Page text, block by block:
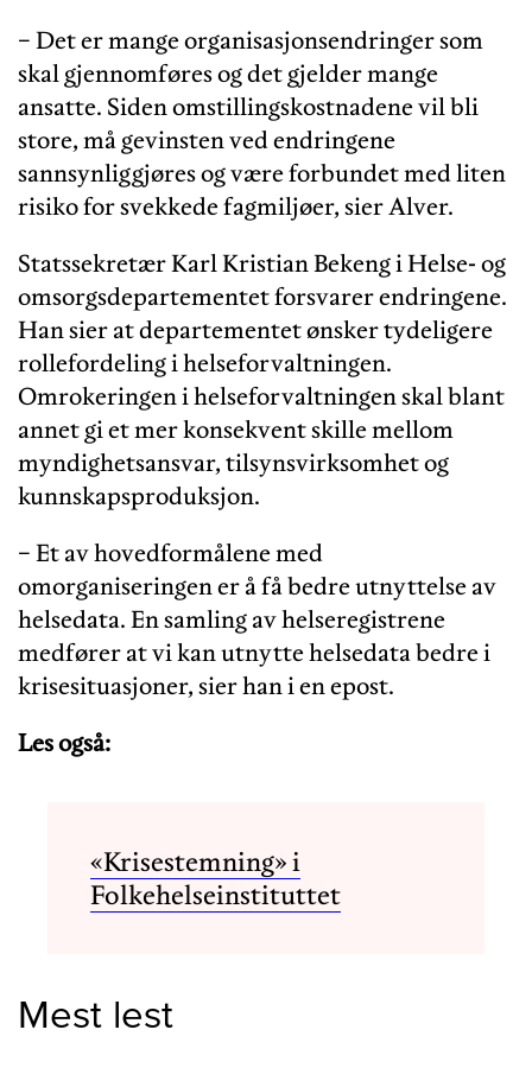
− Det er mange organisasjonsendringer som
skal gjennomføres og det gjelder mange
ansatte. Siden omstillingskostnadene vil bli
store, må gevinsten ved endringene
sannsynliggjøres og være forbundet med liten
risiko for svekkede fagmiljøer, sier Alver.
Statssekretær Karl Kristian Bekeng i Helse- og
omsorgsdepartementet forsvarer endringene.
Han sier at departementet ønsker tydeligere
rollefordeling i helseforvaltningen.
Omrokeringen i helseforvaltningen skal blant
annet gi et mer konsekvent skille mellom
myndighetsansvar, tilsynsvirksomhet og
kunnskapsproduksjon.
− Et av hovedformålene med
omorganiseringen er å få bedre utnyttelse av
helsedata. En samling av helseregistrene
medfører at vi kan utnytte helsedata bedre i
krisesituasjoner, sier han i en epost.
Les også:
«Krisestemning» i
Folkehelseinstituttet
Mest lest